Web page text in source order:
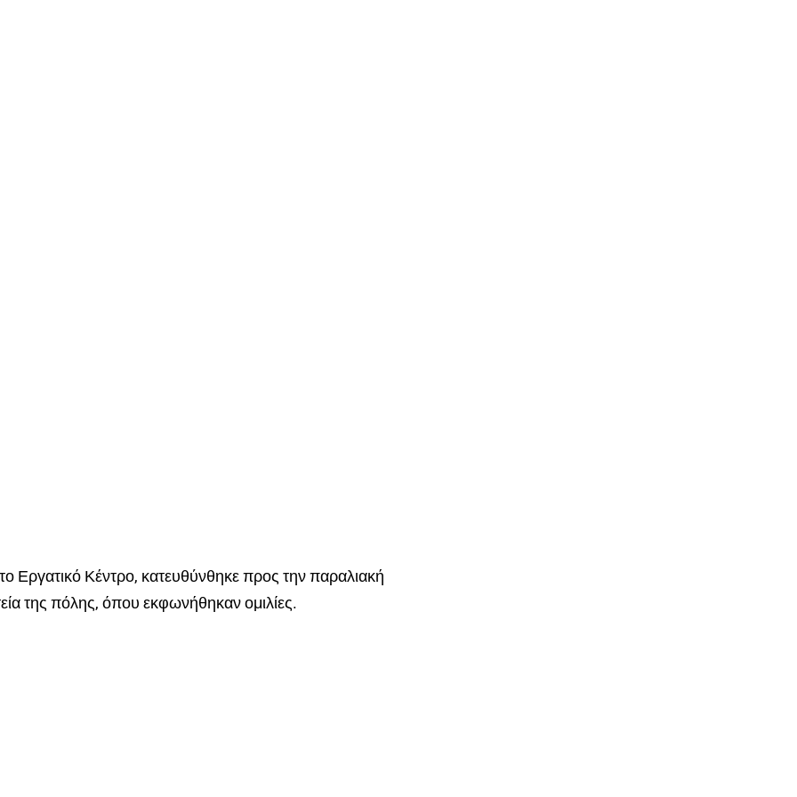
Εργατικό Κέντρο, κατευθύνθηκε προς την παραλιακή
της πόλης, όπου εκφωνήθηκαν ομιλίες.